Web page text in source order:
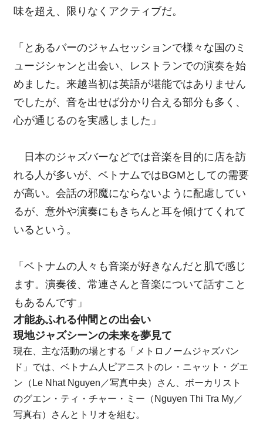
味を超え、限りなくアクティブだ。
「とあるバーのジャムセッションで様々な国のミ
ュージシャンと出会い、レストランでの演奏を始
めました。来越当初は英語が堪能ではありません
でしたが、音を出せば分かり合える部分も多く、
心が通じるのを実感しました」
日本のジャズバーなどでは音楽を目的に店を訪
れる人が多いが、ベトナムではBGMとしての需要
が高い。会話の邪魔にならないように配慮してい
るが、意外や演奏にもきちんと耳を傾けてくれて
いるという。
「ベトナムの人々も音楽が好きなんだと肌で感じ
ます。演奏後、常連さんと音楽について話すこと
もあるんです」
才能あふれる仲間との出会い
現地ジャズシーンの未来を夢見て
現在、主な活動の場とする「メトロノームジャズバン
ド」では、ベトナム人ピアニストのレ・ニャット・グエ
ン（Le Nhat Nguyen／写真中央）さん、ボーカリスト
のグエン・ティ・チャー・ミー（Nguyen Thi Tra My／
写真右）さんとトリオを組む。